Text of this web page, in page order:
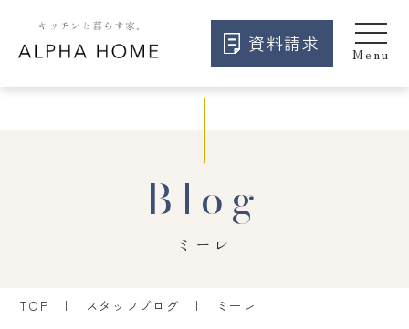
資料請求
Blog
ミーレ
TOP スタッフブログ ミーレ